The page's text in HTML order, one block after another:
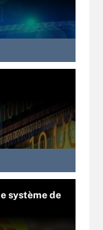
système de